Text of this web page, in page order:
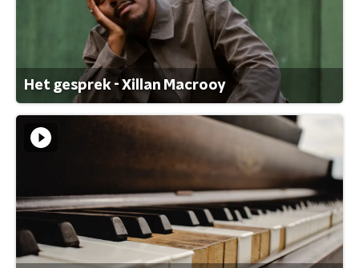
Het gesprek - Xillan Macrooy